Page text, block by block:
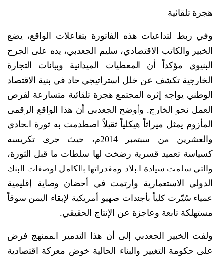
هجرة تلقائية
وفي ربط لتداعيات هذه الفاتورة بتفاعلات الواقع، يضع
الخبير والكاتب الاقتصادي، سليم الجعدبي، يده على الجرح
البنيوي مؤكداً أن المعطيات الميدانية وبيانات التجارة
الخارجية تكشف عن خلل استراتيجي حاد في بنية الاقتصاد
الوطني يواجه إثره المجتمع هجرة تلقائية متسارعة لفرص
العمل نحو الخارج. وأوضح الجعدبي أن هذا الواقع الرقمي
المأزوم يمثل ميراثاً هيكلياً ثقيلاً اصطدمت به ثورة الحادي
والعشرين من سبتمبر 2014م، حيث جرى تكريسه
كسياسة تعميد قسرية رضخت لها سلطات ما قبل الثورة،
والتي سلمت سيادة البلاد ومقدراتها بالكامل لوصفات البنك
الدولي الاستعمارية وارتمت في أحضان وصاية إقليمية
عمياء سُيّرت كلياً بأجندات صهيو-أمريكية لإبقاء اليمن سوقاً
مستهلكة تابعة وعاجزة عن الإنتاج الحقيقي.
ولفت الخبير الجعدبي إلى أن هذا التدمير الممنهج فرض
على حكومة التغيير والبناء الحالية خوض معركة اقتصادية